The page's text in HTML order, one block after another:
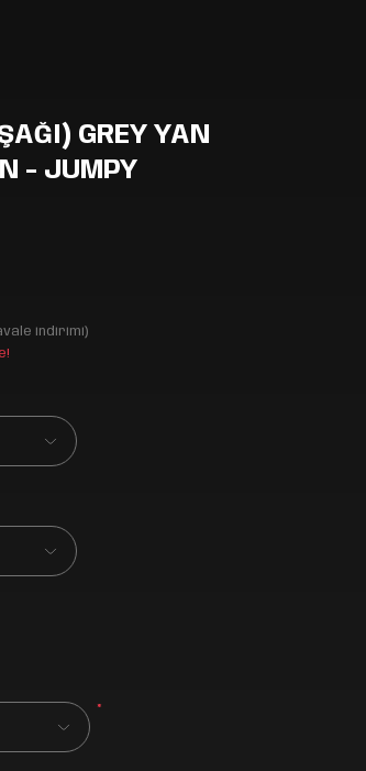
GREY YAN
- JUMPY
indirimi)